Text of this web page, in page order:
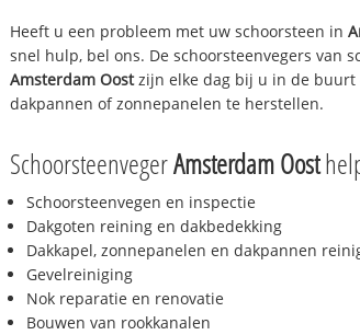
Heeft u een probleem met uw schoorsteen in
snel hulp, bel ons. De schoorsteenvegers van
Amsterdam Oostzijn elke dag bij u in de buurt
dakpannen of zonnepanelen te herstellen.
SchoorsteenvegerAmsterdam Oost
Schoorsteenvegen en inspectie
Dakgoten reining en dakbedekking
Dakkapel, zonnepanelen en dakpannen
Gevelreiniging
Nok reparatie en renovatie
Bouwen van rookkanalen